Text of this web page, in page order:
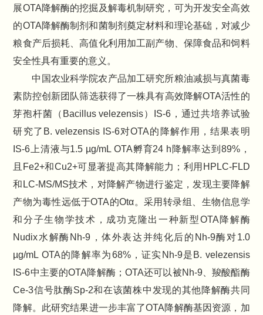
展OTA降解酶的挖掘及解毒机制研究，可为开发安全高效
的OTA降解酶制剂和菌制剂奠定材料和理论基础，对减少
粮食产后损耗、高值化利用加工副产物、保障食品和饲料
安全性具有重要的意义。
中国农业科学院农产品加工研究所粮油减损与真菌毒
素防控创新团队筛选获得了一株具有高效降解OTA活性的
芽孢杆菌（Bacillus velezensis）IS-6，通过共培养试验
研究了B. velezensis IS-6对OTA的降解作用，结果表明
IS-6上清液与1.5 µg/mL OTA孵育24 h降解率达到89%，
且Fe2+和Cu2+可显著提高其降解能力；利用HPLC-FLD
和LC-MS/MS技术，对降解产物进行鉴定，发现主要降解
产物为毒性远低于OTA的Otα。采用转录组、生物信息学
和分子生物学技术，成功克隆出一种新型OTA降解酶
Nudix水解酶Nh-9，体外表达并纯化后的Nh-9酶对1.0
µg/mL OTA的降解率为68%，证实Nh-9是B. velezensis
IS-6中主要的OTA降解酶；OTA还可以被Nh-9、羧酸酯酶
Ce-3信号肽酶Sp-2和在该菌株中发现的其他降解酶共同
降解。此研究结果进一步丰富了OTA降解酶基因资源，加